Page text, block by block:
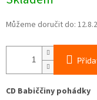
Můžeme doručit do:
CD Babiččiny pohádky